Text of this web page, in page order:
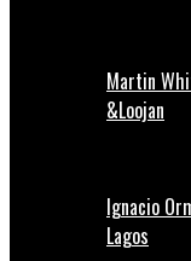
Martin
&Loojan
Ignacio
Lagos